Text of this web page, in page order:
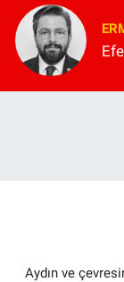
Aydın ve